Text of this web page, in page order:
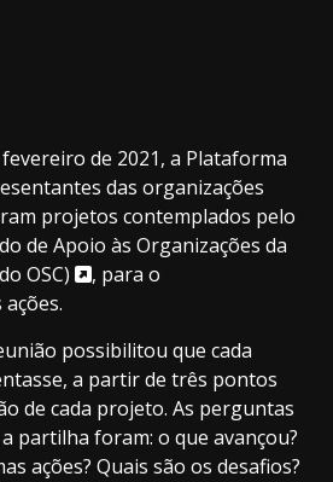
de 2021, a Plataforma
das organizações
projetos contemplados pelo
de Apoio às Organizações da
OSC)
, para o
possibilitou que cada
a partir de três pontos
de cada projeto. As perguntas
partilha foram: o que avançou?
ações? Quais são os desafios?